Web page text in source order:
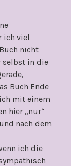
ich viel
nicht
selbst in die
Buch Ende
mit einem
hier „nur“
nach dem
ich die